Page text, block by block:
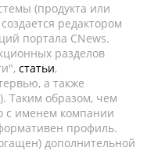
(продукта или
редактором
портала CNews.
разделов
статьи,
а также
Таким образом, чем
с именем компании
профиль.
дополнительной